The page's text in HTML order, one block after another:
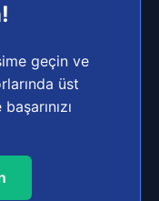
geçin ve
üst